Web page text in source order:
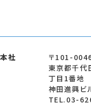
本社
〒101-
東京都千代
丁目1番地
神田進興ビ
TEL.03-